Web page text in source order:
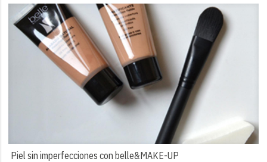
Piel sin imperfecciones con belle&MAKE-UP